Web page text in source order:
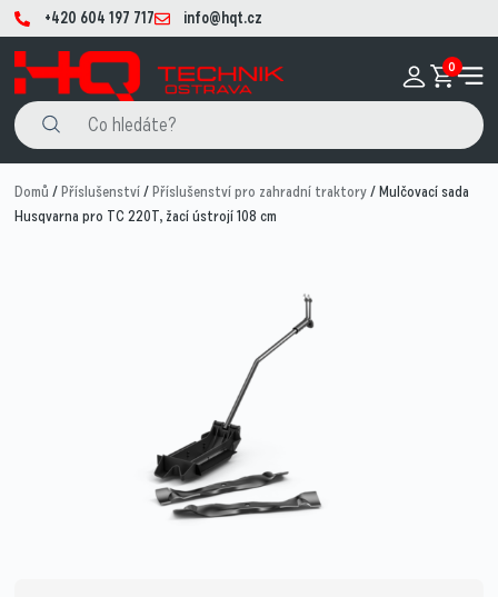
+420 604 197 717 info@hqt.cz
0
Domů /Příslušenství/Příslušenství pro zahradní traktory/ Mulčovací sada
Husqvarna pro TC 220T, žací ústrojí 108 cm